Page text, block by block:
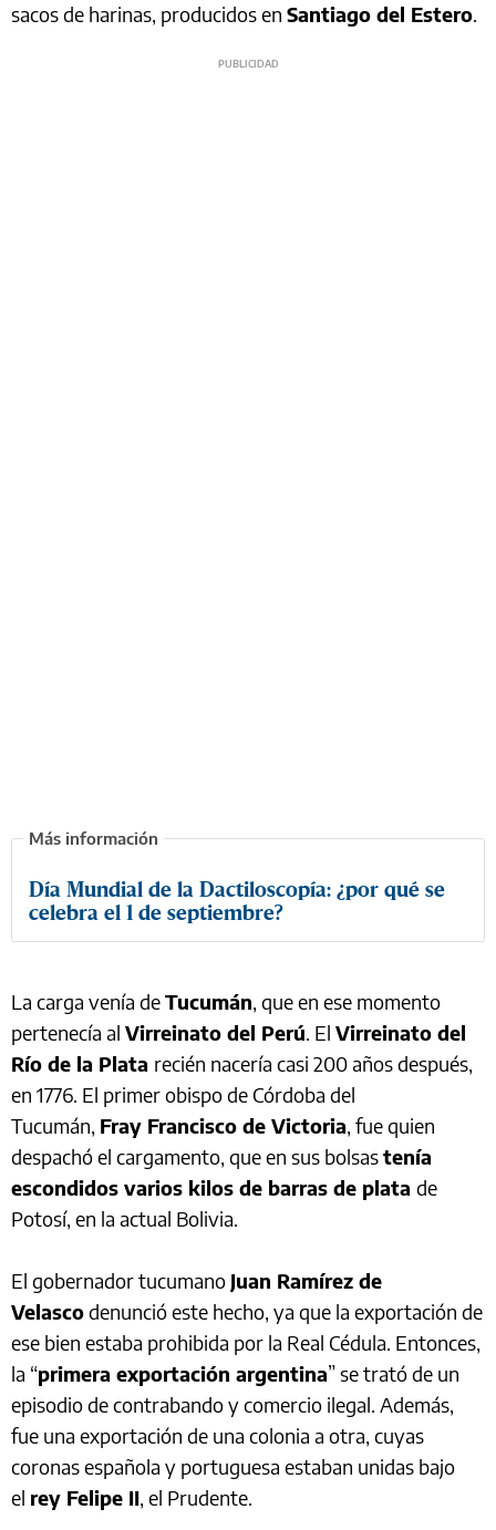
sacos de harinas, producidos en Santiago del Estero.
Día Mundial de la Dactiloscopía: ¿por qué se
celebra el 1 de septiembre?
La carga venía deTucumán, que en ese momento
pertenecía al Virreinato del Perú. El Virreinato del
Río de la Plata recién nacería casi 200 años después,
en 1776. El primer obispo de Córdoba del
Tucumán, Fray Francisco de Victoria, fue quien
despachó el cargamento, que en sus bolsastenía
escondidos varios kilos de barras de plata de
Potosí, en la actual Bolivia.
El gobernador tucumano Juan Ramírez de
Velascodenunció este hecho, ya que la exportación de
ese bien estaba prohibida por la Real Cédula. Entonces,
la “primera exportación argentina” se trató de un
episodio de contrabando y comercio ilegal. Además,
fue una exportación de una colonia a otra, cuyas
coronas española y portuguesa estaban unidas bajo
el rey Felipe II, el Prudente.